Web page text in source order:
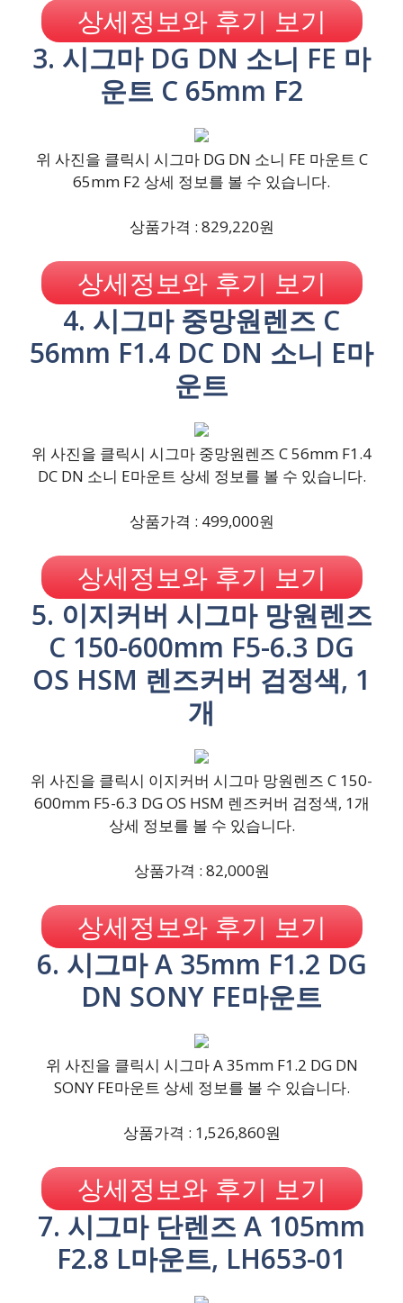
상세정보와 후기 보기
3. 시그마 DG DN 소니 FE 마
운트 C 65mm F2
위 사진을 클릭시 시그마 DG DN 소니 FE 마운트 C
65mm F2 상세 정보를 볼 수 있습니다.
상품가격 : 829,220원
상세정보와 후기 보기
4. 시그마 중망원렌즈 C
56mm F1.4 DC DN 소니 E마
운트
위 사진을 클릭시 시그마 중망원렌즈 C 56mm F1.4
DC DN 소니 E마운트 상세 정보를 볼 수 있습니다.
상품가격 : 499,000원
상세정보와 후기 보기
5. 이지커버 시그마 망원렌즈
C 150-600mm F5-6.3 DG
OS HSM 렌즈커버 검정색, 1
개
위 사진을 클릭시 이지커버 시그마 망원렌즈 C 150-
600mm F5-6.3 DG OS HSM 렌즈커버 검정색, 1개
상세 정보를 볼 수 있습니다.
상품가격 : 82,000원
상세정보와 후기 보기
6. 시그마 A 35mm F1.2 DG
DN SONY FE마운트
위 사진을 클릭시 시그마 A 35mm F1.2 DG DN
SONY FE마운트 상세 정보를 볼 수 있습니다.
상품가격 : 1,526,860원
상세정보와 후기 보기
7. 시그마 단렌즈 A 105mm
F2.8 L마운트, LH653-01